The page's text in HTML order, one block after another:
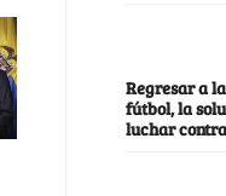
Regresar a
fútbol, la
luchar